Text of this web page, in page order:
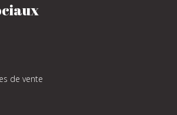
de vente